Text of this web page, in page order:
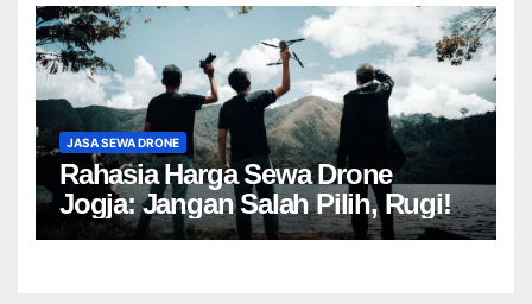
JASA SEWA DRONE
Rahasia Harga Sewa Drone
Jogja: Jangan Salah Pilih, Rugi!